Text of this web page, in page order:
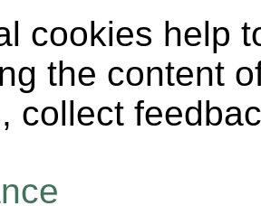
cookies help
the content
collect